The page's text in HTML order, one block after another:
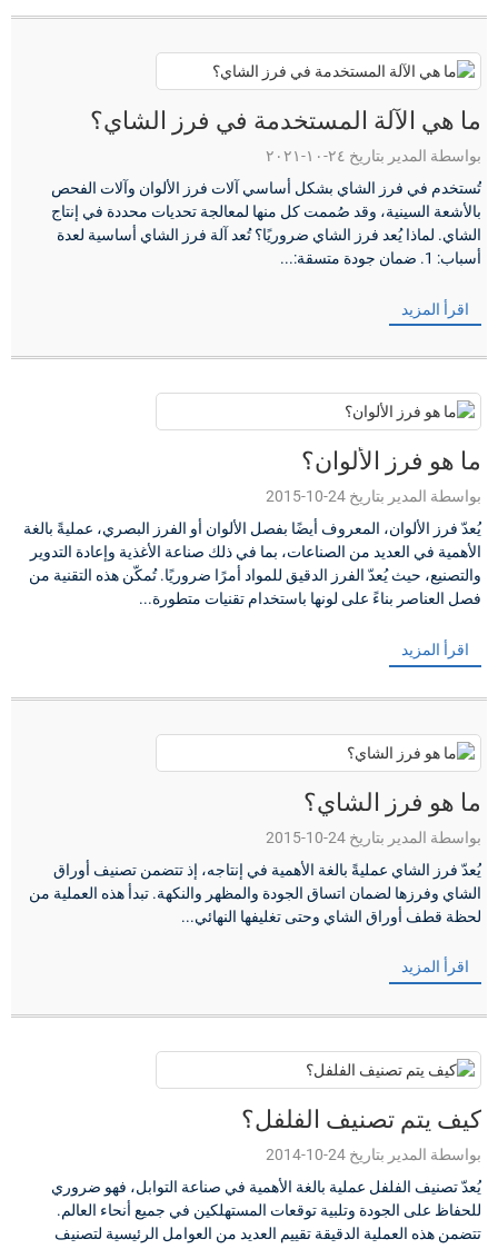
ما هي الآلة المستخدمة في فرز الشاي؟
بواسطة المدير بتاريخ ٢٤-١٠-٢٠٢١
تُستخدم في فرز الشاي بشكل أساسي آلات فرز الألوان وآلات الفحص
بالأشعة السينية، وقد صُممت كل منها لمعالجة تحديات محددة في إنتاج
الشاي. لماذا يُعد فرز الشاي ضروريًا؟ تُعد آلة فرز الشاي أساسية لعدة
أسباب: 1. ضمان جودة متسقة:...
اقرأ المزيد
ما هو فرز الألوان؟
بواسطة المدير بتاريخ 24-10-2015
يُعدّ فرز الألوان، المعروف أيضًا بفصل الألوان أو الفرز البصري، عمليةً بالغة
الأهمية في العديد من الصناعات، بما في ذلك صناعة الأغذية وإعادة التدوير
والتصنيع، حيث يُعدّ الفرز الدقيق للمواد أمرًا ضروريًا. تُمكّن هذه التقنية من
فصل العناصر بناءً على لونها باستخدام تقنيات متطورة...
اقرأ المزيد
ما هو فرز الشاي؟
بواسطة المدير بتاريخ 24-10-2015
يُعدّ فرز الشاي عمليةً بالغة الأهمية في إنتاجه، إذ تتضمن تصنيف أوراق
الشاي وفرزها لضمان اتساق الجودة والمظهر والنكهة. تبدأ هذه العملية من
لحظة قطف أوراق الشاي وحتى تغليفها النهائي...
اقرأ المزيد
كيف يتم تصنيف الفلفل؟
بواسطة المدير بتاريخ 24-10-2014
يُعدّ تصنيف الفلفل عملية بالغة الأهمية في صناعة التوابل، فهو ضروري
للحفاظ على الجودة وتلبية توقعات المستهلكين في جميع أنحاء العالم.
تتضمن هذه العملية الدقيقة تقييم العديد من العوامل الرئيسية لتصنيف